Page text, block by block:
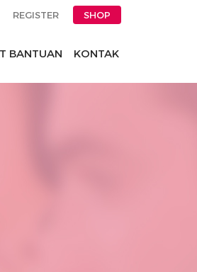
REGISTER SHOP
BANTUAN KONTAK